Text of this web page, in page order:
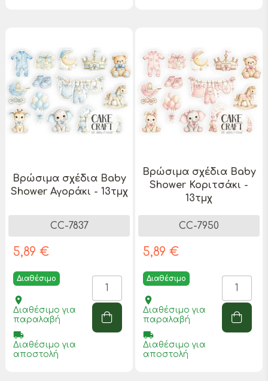
Βρώσιμα σχέδια Baby
Shower Αγοράκι - 13τμχ
CC-7837
5,89 €
Διαθέσιμο
place
Διαθέσιμο για
παραλαβή
local_shipping
Διαθέσιμο για
αποστολή
Βρώσιμα σχέδια Baby
Shower Κοριτσάκι -
13τμχ
CC-7950
5,89 €
Διαθέσιμο
place
Διαθέσιμο για
παραλαβή
local_shipping
Διαθέσιμο για
αποστολή